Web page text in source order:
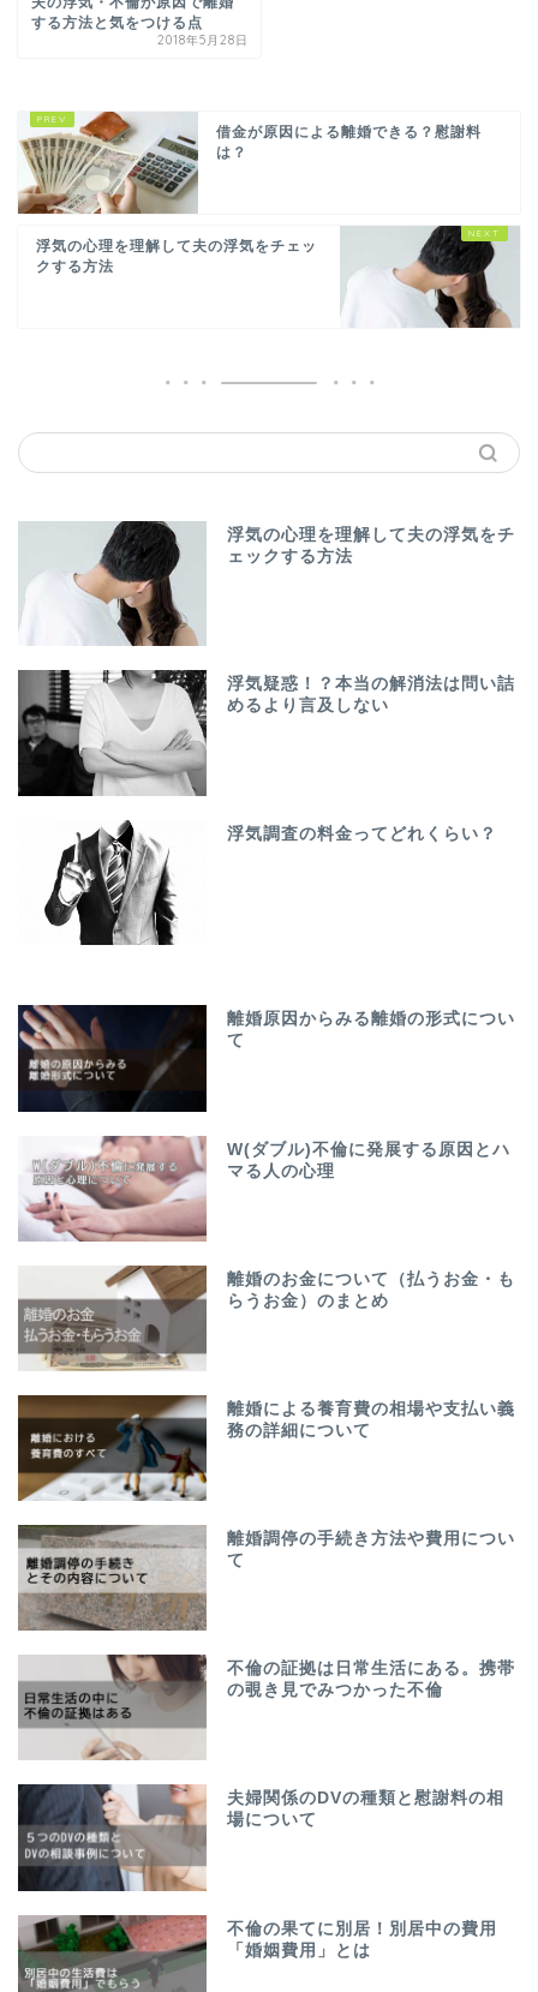
する方法と気をつける点
2018年5月28日
借金が原因による離婚できる？慰謝料
は？
浮気の心理を理解して夫の浮気をチェッ
クする方法
浮気の心理を理解して夫の浮気をチ
ェックする方法
浮気疑惑！？本当の解消法は問い詰
めるより言及しない
浮気調査の料金ってどれくらい？
離婚原因からみる離婚の形式につい
て
W(ダブル)不倫に発展する原因とハ
マる人の心理
離婚のお金について（払うお金・も
らうお金）のまとめ
離婚による養育費の相場や支払い義
務の詳細について
離婚調停の手続き方法や費用につい
て
不倫の証拠は日常生活にある。携帯
の覗き見でみつかった不倫
夫婦関係のDVの種類と慰謝料の相
場について
不倫の果てに別居！別居中の費用
「婚姻費用」とは